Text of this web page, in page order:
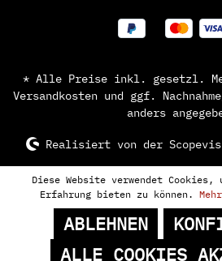
* Alle Preise inkl. gesetzl.
Versandkosten und ggf.
anders
Realisiert von der
Diese Website verwendet Cookies,
Erfahrung bieten zu können.
ABLEHNEN
ALLE COOKIES